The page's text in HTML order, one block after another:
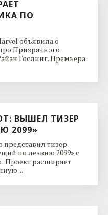
ПО
объявила о
Призрачного
Гослинг. Премьера
ВЫШЕЛ ТИЗЕР
2099»
представил тизер-
по лезвию 2099» с
Проект расширяет
...